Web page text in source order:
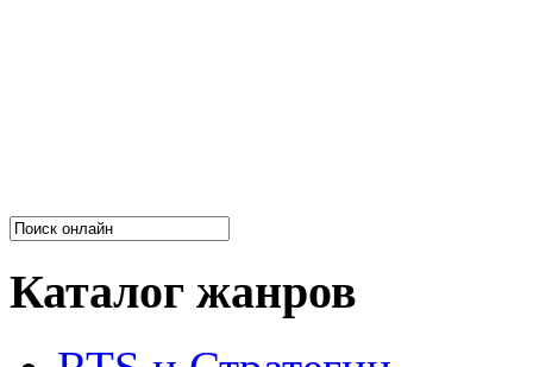
Каталог жанров